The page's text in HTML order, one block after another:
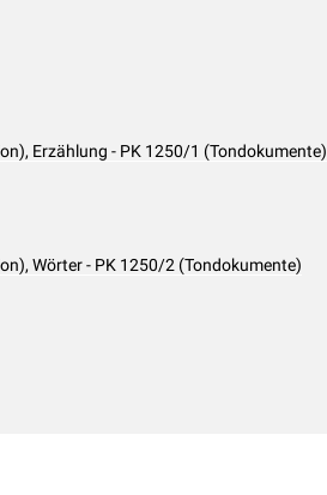
Erzählung - PK 1250/1 (Tondokumente)
Wörter - PK 1250/2 (Tondokumente)